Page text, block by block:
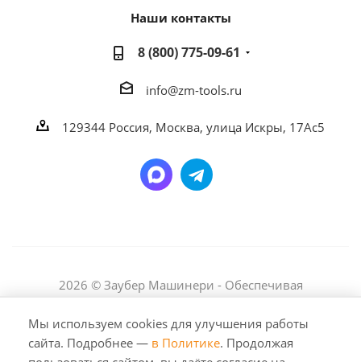
Наши контакты
8 (800) 775-09-61
info@zm-tools.ru
129344 Россия, Москва, улица Искры, 17Ас5
2026 © Заубер Машинери - Обеспечивая
использование либо копирование материалов или
подборки материалов сайта, элементов дизайна и
Мы используем cookies для улучшения работы
сайта. Подробнее — в Политике. Продолжая